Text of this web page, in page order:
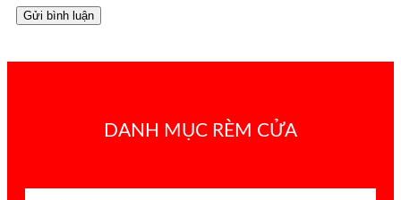
DANH MỤC RÈM CỬA